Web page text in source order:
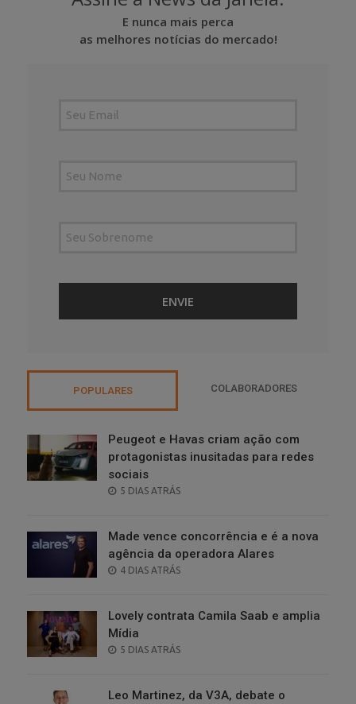
E nunca mais perca
as melhores notícias do mercado!
POPULARES COLABORADORES
Peugeot e Havas criam ação com
protagonistas inusitadas para redes
sociais
POSTED
5 DIAS ATRÁS
Made vence concorrência e é a nova
agência da operadora Alares
POSTED
4 DIAS ATRÁS
Lovely contrata Camila Saab e amplia
Mídia
POSTED
5 DIAS ATRÁS
Leo Martinez, da V3A, debate o